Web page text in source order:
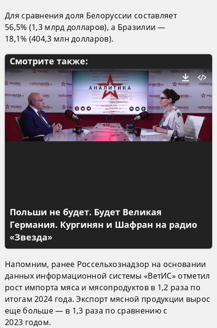
Для сравнения доля Белоруссии составляет
56,5% (1,3 млрд долларов), а Бразилии —
18,1% (404,3 млн долларов).
Смотрите также:
Польши не будет. Будет Великая
Германия. Кургинян и Шафран на радио
«Звезда»
Напомним, ранее Россельхознадзор на основании
данных информационной системы «ВетИС» отметил
рост импорта мяса и мясопродуктов в 1,2 раза по
итогам 2024 года. Экспорт мясной продукции вырос
еще больше — в 1,3 раза по сравнению с
2023 годом.